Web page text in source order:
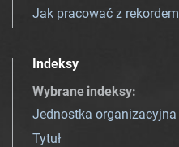
Jak pracować z rekordem
Indeksy
Wybrane indeksy:
Jednostka organizacyjna
Tytuł